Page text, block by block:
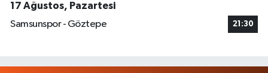
17 Ağustos, Pazartesi
Samsunspor - Göztepe
21:30